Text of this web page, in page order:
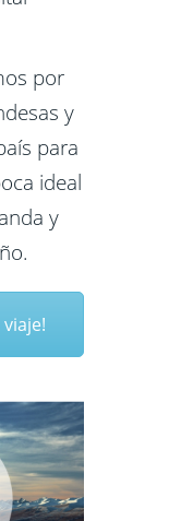
por
y
para
ideal
y